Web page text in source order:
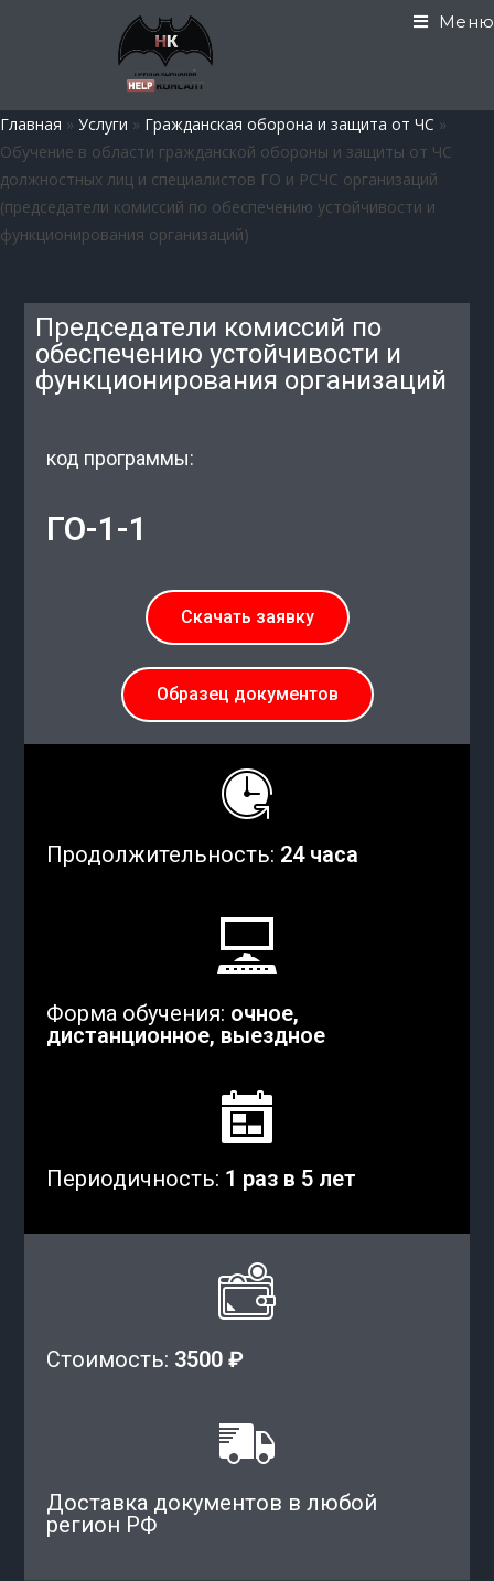
Меню
Главная » Услуги » Гражданская оборона и защита от ЧС »
Обучение в области гражданской обороны и защиты от ЧС
должностных лиц и специалистов ГО и РСЧС организаций
(председатели комиссий по обеспечению устойчивости и
функционирования организаций)
Председатели комиссий по
обеспечению устойчивости и
функционирования организаций
код программы:
ГО-1-1
Скачать заявку
Образец документов
Продолжительность: 24 часа
Форма обучения: очное,
дистанционное, выездное
Периодичность: 1 раз в 5 лет
Стоимость: 3500 ₽
Доставка документов в любой
регион РФ